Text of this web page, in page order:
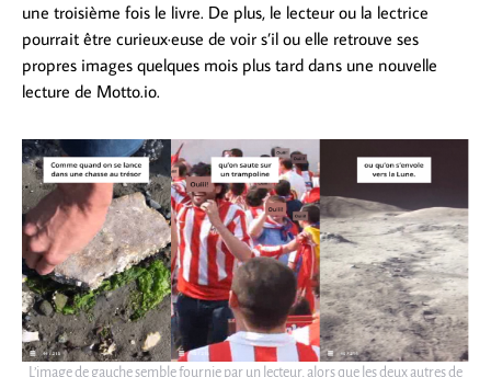
une troisième fois le livre. De plus, le lecteur ou la lectrice
pourrait être curieux·euse de voir s’il ou elle retrouve ses
propres images quelques mois plus tard dans une nouvelle
lecture de Motto.io.
L’image de gauche semble fournie par un lecteur, alors que les deux autres de